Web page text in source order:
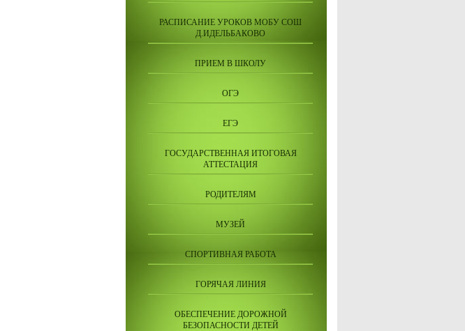
РАСПИСАНИЕ УРОКОВ МОБУ СОШ
Д.ИДЕЛЬБАКОВО
ПРИЕМ В ШКОЛУ
ОГЭ
ЕГЭ
ГОСУДАРСТВЕННАЯ ИТОГОВАЯ
АТТЕСТАЦИЯ
РОДИТЕЛЯМ
МУЗЕЙ
СПОРТИВНАЯ РАБОТА
ГОРЯЧАЯ ЛИНИЯ
ОБЕСПЕЧЕНИЕ ДОРОЖНОЙ
БЕЗОПАСНОСТИ ДЕТЕЙ